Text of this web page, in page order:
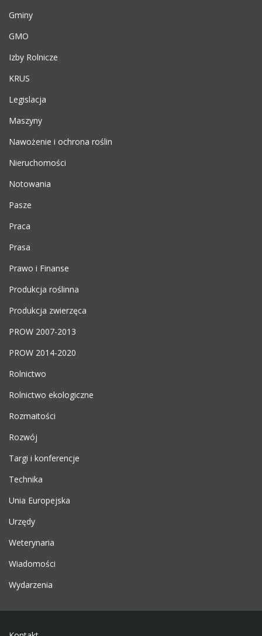
Gminy
GMO
Izby Rolnicze
KRUS
Legislacja
Maszyny
Nawożenie i ochrona roślin
Nieruchomości
Notowania
Pasze
Praca
Prasa
Prawo i Finanse
Produkcja roślinna
Produkcja zwierzęca
PROW 2007-2013
PROW 2014-2020
Rolnictwo
Rolnictwo ekologiczne
Rozmaitości
Rozwój
Targi i konferencje
Technika
Unia Europejska
Urzędy
Weterynaria
Wiadomości
Wydarzenia